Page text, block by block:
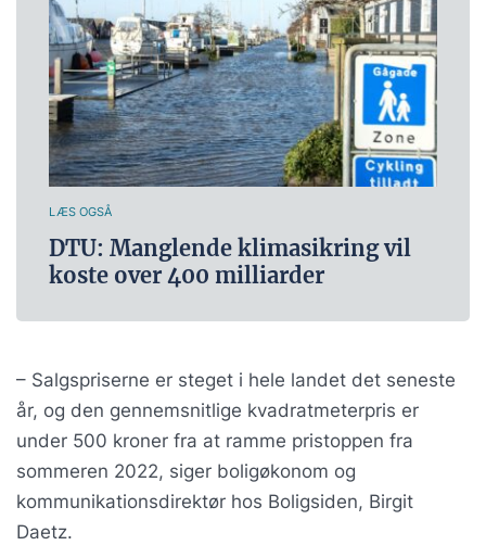
LÆS OGSÅ
DTU: Manglende klimasikring vil
koste over 400 milliarder
– Salgspriserne er steget i hele landet det seneste
år, og den gennemsnitlige kvadratmeterpris er
under 500 kroner fra at ramme pristoppen fra
sommeren 2022, siger boligøkonom og
kommunikationsdirektør hos Boligsiden, Birgit
Daetz.